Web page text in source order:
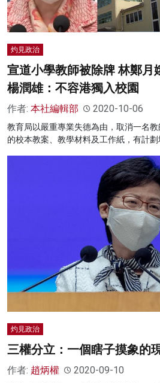
灼見政治
宣道小學教師被除牌 林鄭月
楊潤雄：不容港獨入校園
作者: 本社編輯部 2020-10-06
教育局以嚴重專業失德為由，取消一名
的校本教案、教學材料及工作紙，有計劃
灼見政治
三權分立：一個瞎子摸象的
作者: 趙炳權 2020-09-10